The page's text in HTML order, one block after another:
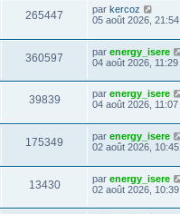
265447 par kercoz
05 août 2026, 21:54
360597 par energy_isere
04 août 2026, 11:29
39839 par energy_isere
04 août 2026, 11:07
175349 par energy_isere
02 août 2026, 10:45
13430 par energy_isere
02 août 2026, 10:39